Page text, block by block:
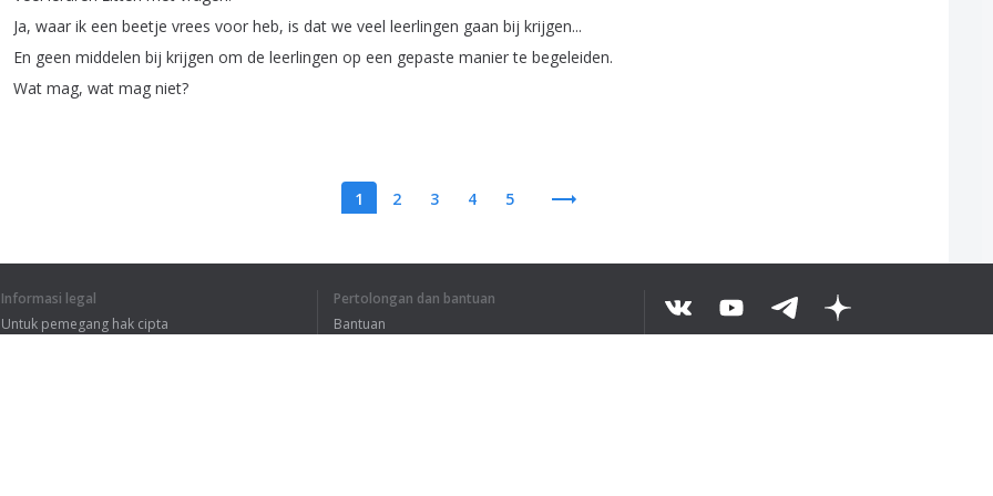
Ja, waar ik een beetje vrees voor heb, is dat we veel leerlingen gaan bij krijgen...
En geen middelen bij krijgen om de leerlingen op een gepaste manier te begeleiden.
Wat mag, wat mag niet?
1 2 3 4 5
SAYA MENGERTI SELURUH TEKS
Informasi legal
Untuk pemegang hak cipta
Pertolongan dan bantuan
Bantuan